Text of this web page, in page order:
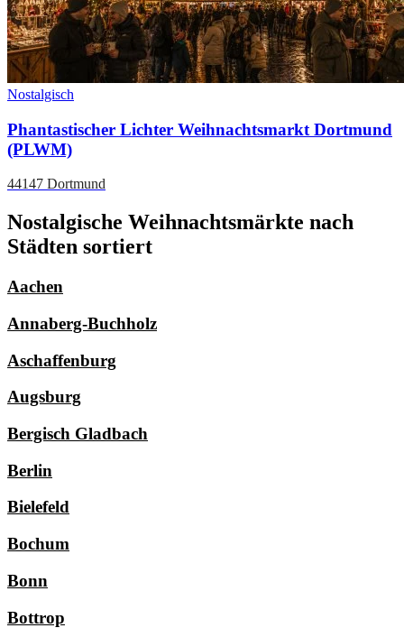
Nostalgisch
Phantastischer Lichter Weihnachtsmarkt Dortmund
(PLWM)
44147 Dortmund
Nostalgische Weihnachtsmärkte nach
Städten sortiert
Aachen
Annaberg-Buchholz
Aschaffenburg
Augsburg
Bergisch Gladbach
Berlin
Bielefeld
Bochum
Bonn
Bottrop